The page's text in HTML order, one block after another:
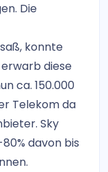
Die
konnte
diese
ca. 150.000
Telekom da
Sky
davon bis